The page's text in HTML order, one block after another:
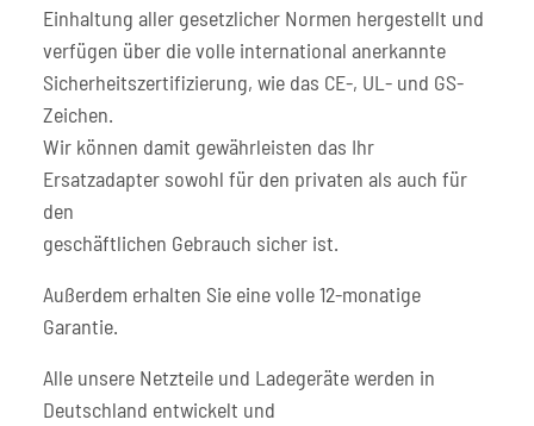
Einhaltung aller gesetzlicher Normen hergestellt und
verfügen über die volle international anerkannte
Sicherheitszertifizierung, wie das CE-, UL- und GS-
Zeichen.
Wir können damit gewährleisten das Ihr
Ersatzadapter sowohl für den privaten als auch für
den
geschäftlichen Gebrauch sicher ist.
Außerdem erhalten Sie eine volle 12-monatige
Garantie.
Alle unsere Netzteile und Ladegeräte werden in
Deutschland entwickelt und